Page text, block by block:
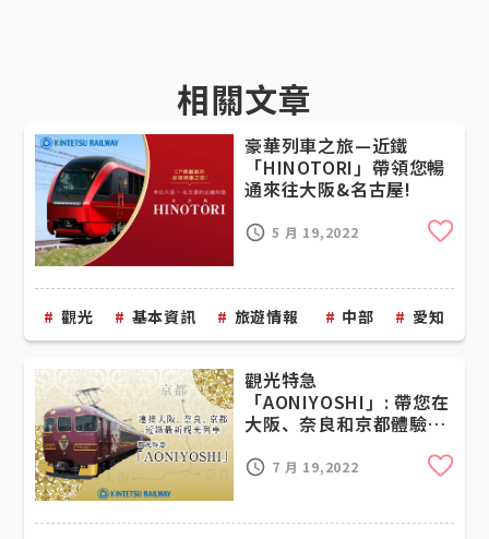
相關文章
豪華列車之旅—近鐵
「HINOTORI」帶領您暢
通來往大阪&名古屋!
5 月 19,2022
觀光 基本資訊 旅遊情報 中部 愛知
觀光特急
「AONIYOSHI」: 帶您在
大阪、奈良和京都體驗愜
7 月 19,2022